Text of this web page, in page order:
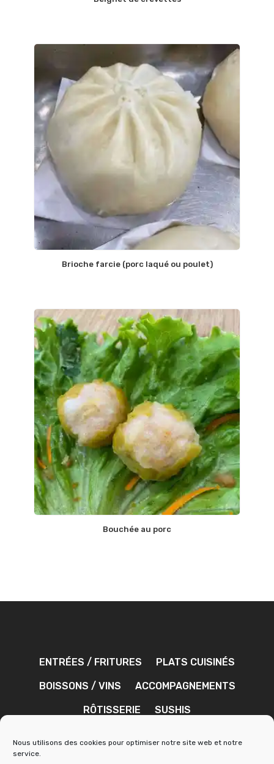
Nous utilisons des cookies pour optimiser notre site web et notre
service.
Brioche farcie (porc laqué ou poulet)
Bouchée au porc
ENTRÉES / FRITURES PLATS CUISINÉS
BOISSONS / VINS ACCOMPAGNEMENTS
RÔTISSERIE SUSHIS